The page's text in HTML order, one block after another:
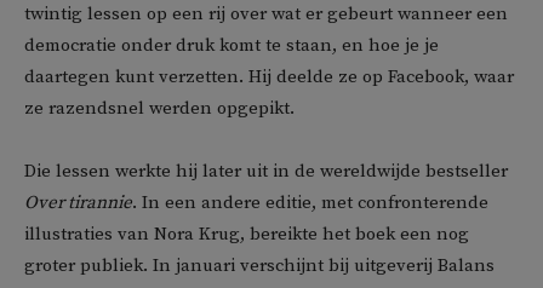
twintig lessen op een rij over wat er gebeurt wanneer een
democratie onder druk komt te staan, en hoe je je
daartegen kunt verzetten. Hij deelde ze op Facebook, waar
ze razendsnel werden opgepikt.
Die lessen werkte hij later uit in de wereldwijde bestseller
Over tirannie. In een andere editie, met confronterende
illustraties van Nora Krug, bereikte het boek een nog
groter publiek. In januari verschijnt bij uitgeverij Balans